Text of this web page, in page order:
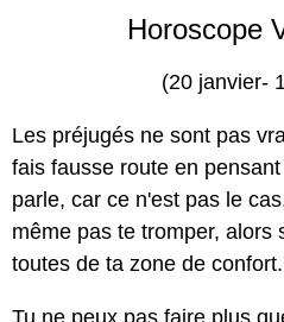
Horoscope
(20 janvier-
Les préjugés ne sont pas
fais fausse route en
parle, car ce n'est pas le
même pas te tromper, alors
toutes de ta zone de confort.
Tu ne peux pas faire plus